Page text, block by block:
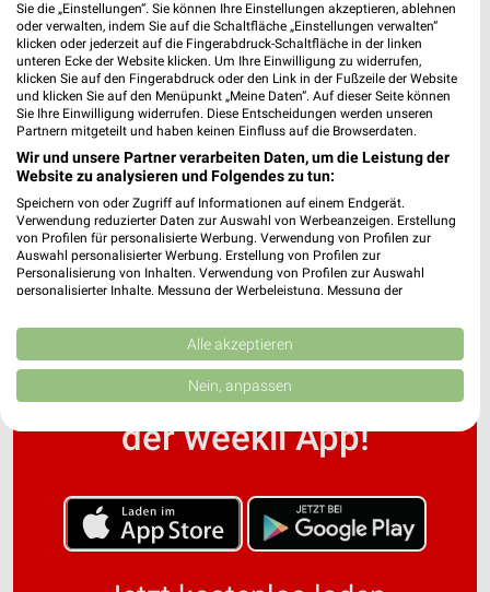
Louis Prospekte und Angebote für Hannover
Ludwig von Kapff Filialen & Öffnungszeiten für
Hannover
Noch mehr Angebote in
der weekli App!
Sie die „Einstellungen“. Sie können Ihre Einstellungen akzeptieren, ablehnen
oder verwalten, indem Sie auf die Schaltfläche „Einstellungen verwalten“
klicken oder jederzeit auf die Fingerabdruck-Schaltfläche in der linken
unteren Ecke der Website klicken. Um Ihre Einwilligung zu widerrufen,
klicken Sie auf den Fingerabdruck oder den Link in der Fußzeile der Website
und klicken Sie auf den Menüpunkt „Meine Daten“. Auf dieser Seite können
Sie Ihre Einwilligung widerrufen. Diese Entscheidungen werden unseren
Partnern mitgeteilt und haben keinen Einfluss auf die Browserdaten.
Wir und unsere Partner verarbeiten Daten, um die Leistung der
Website zu analysieren und Folgendes zu tun:
Speichern von oder Zugriff auf Informationen auf einem Endgerät.
Verwendung reduzierter Daten zur Auswahl von Werbeanzeigen. Erstellung
von Profilen für personalisierte Werbung. Verwendung von Profilen zur
Auswahl personalisierter Werbung. Erstellung von Profilen zur
Personalisierung von Inhalten. Verwendung von Profilen zur Auswahl
personalisierter Inhalte. Messung der Werbeleistung. Messung der
Kombinationen von Daten aus verschiedenen Quellen. Entwicklung und
Verbesserung der Angebote. Verwendung reduzierter Daten zur Auswahl
von Inhalten.
Daten können außerhalb der Europäischen Union weitergegeben und in die
USA gesendet werden.
Website/App.
Wir nutzen Ihre Daten für folgende Zwecke:
IAB-Verarbeitungszwecke:
Speichern von oder Zugriff auf Informationen
Alle akzeptieren
Nein, anpassen